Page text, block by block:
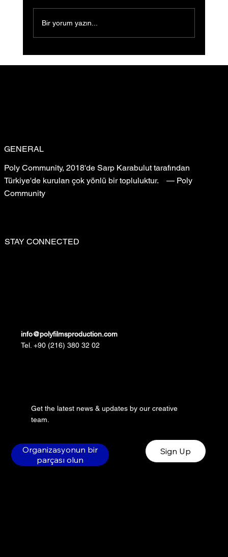
Bir yorum yazın...
GENERAL
Poly Community, 2018'de Sarp Karabulut tarafından
Türkiye'de kurulan çok yönlü bir topluluktur. — Poly
Community
STAY CONNECTED
Get the latest news & updates by our creative
team.
Organizasyonun bir
parçası olun
Sign Up
info@polyfilmsproduction.com
Tel. +90 (216) 380 32 02